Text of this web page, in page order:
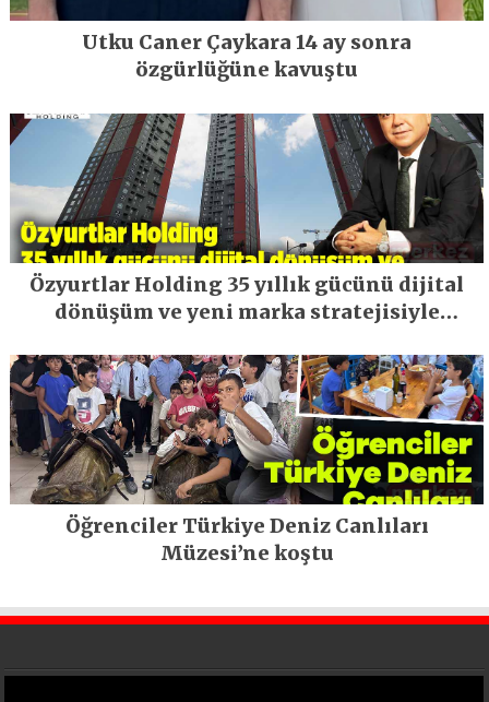
Utku Caner Çaykara 14 ay sonra
özgürlüğüne kavuştu
Özyurtlar Holding 35 yıllık gücünü dijital
dönüşüm ve yeni marka stratejisiyle
Öğrenciler Türkiye Deniz Canlıları
Müzesi’ne koştu